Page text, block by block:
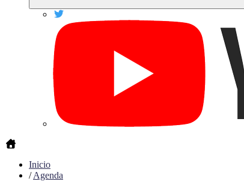
Inicio
/Agenda